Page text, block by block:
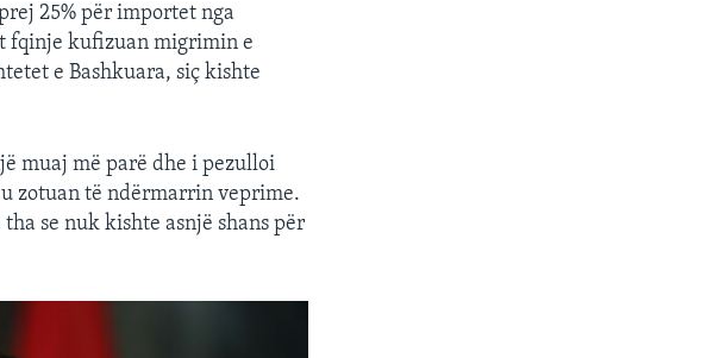
25% për importet nga
fqinje kufizuan migrimin e
e Bashkuara, siç kishte
muaj më parë dhe i pezulloi
zotuan të ndërmarrin veprime.
se nuk kishte asnjë shans për